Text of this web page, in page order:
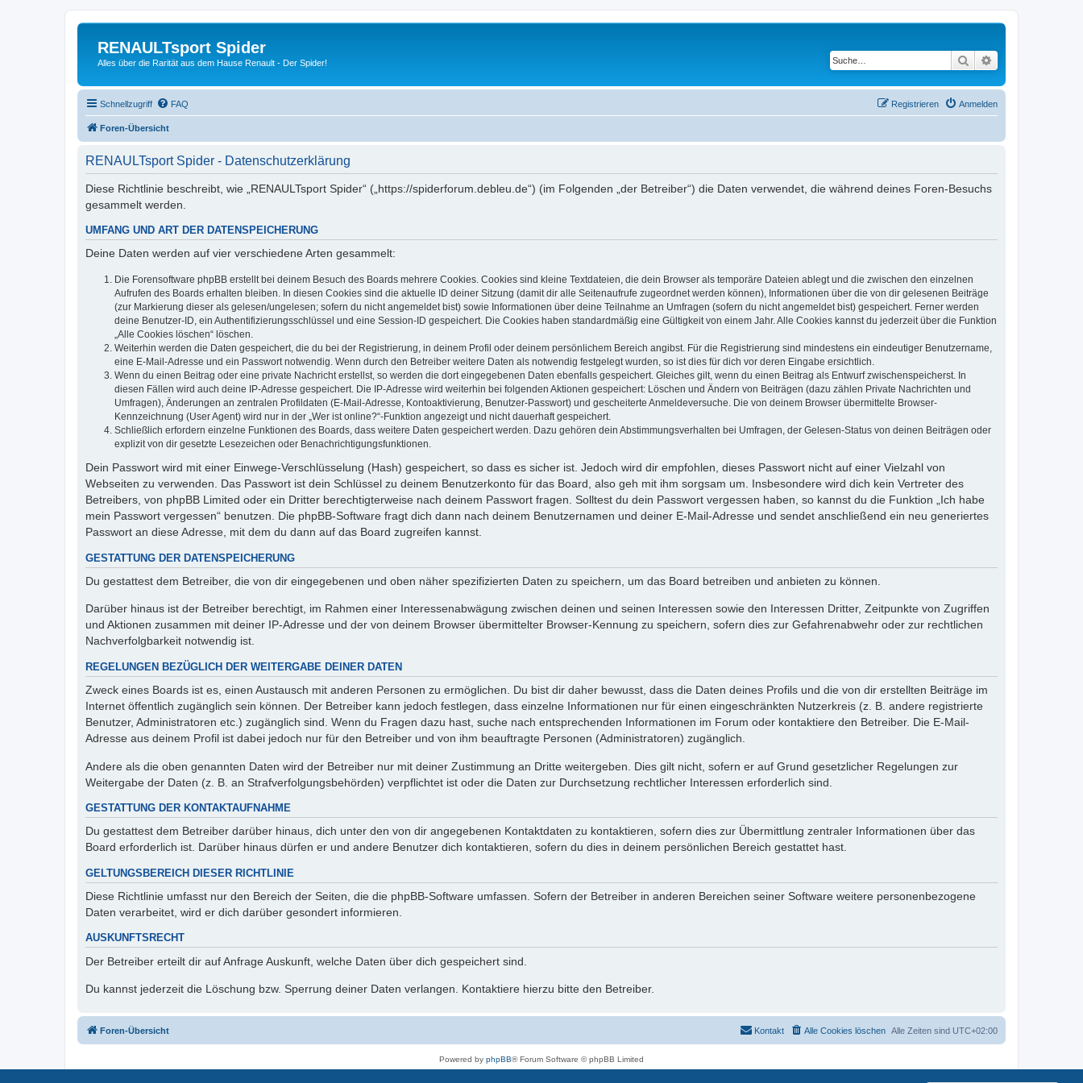
RENAULTsport Spider
Alles über die Rarität aus dem Hause Renault - Der Spider! Suche
Schnellzugriff FAQ Anmelden
Registrieren
Foren-Übersicht
RENAULTsport Spider - Datenschutzerklärung
Diese Richtlinie beschreibt, wie „RENAULTsport Spider“ („https://spiderforum.debleu.de“) (im Folgenden „der Betreiber“) die Daten verwendet, die während deines Foren-Besuchs
gesammelt werden.
UMFANG UND ART DER DATENSPEICHERUNG
Deine Daten werden auf vier verschiedene Arten gesammelt:
Die Forensoftware phpBB erstellt bei deinem Besuch des Boards mehrere Cookies. Cookies sind kleine Textdateien, die dein Browser als temporäre Dateien ablegt und die zwischen den einzelnen
Aufrufen des Boards erhalten bleiben. In diesen Cookies sind die aktuelle ID deiner Sitzung (damit dir alle Seitenaufrufe zugeordnet werden können), Informationen über die von dir gelesenen Beiträge
(zur Markierung dieser als gelesen/ungelesen; sofern du nicht angemeldet bist) sowie Informationen über deine Teilnahme an Umfragen (sofern du nicht angemeldet bist) gespeichert. Ferner werden
deine Benutzer-ID, ein Authentifizierungsschlüssel und eine Session-ID gespeichert. Die Cookies haben standardmäßig eine Gültigkeit von einem Jahr. Alle Cookies kannst du jederzeit über die Funktion
„Alle Cookies löschen“ löschen.
Weiterhin werden die Daten gespeichert, die du bei der Registrierung, in deinem Profil oder deinem persönlichem Bereich angibst. Für die Registrierung sind mindestens ein eindeutiger Benutzername,
eine E-Mail-Adresse und ein Passwort notwendig. Wenn durch den Betreiber weitere Daten als notwendig festgelegt wurden, so ist dies für dich vor deren Eingabe ersichtlich.
Wenn du einen Beitrag oder eine private Nachricht erstellst, so werden die dort eingegebenen Daten ebenfalls gespeichert. Gleiches gilt, wenn du einen Beitrag als Entwurf zwischenspeicherst. In
diesen Fällen wird auch deine IP-Adresse gespeichert. Die IP-Adresse wird weiterhin bei folgenden Aktionen gespeichert: Löschen und Ändern von Beiträgen (dazu zählen Private Nachrichten und
Umfragen), Änderungen an zentralen Profildaten (E-Mail-Adresse, Kontoaktivierung, Benutzer-Passwort) und gescheiterte Anmeldeversuche. Die von deinem Browser übermittelte Browser-
Kennzeichnung (User Agent) wird nur in der „Wer ist online?“-Funktion angezeigt und nicht dauerhaft gespeichert.
Schließlich erfordern einzelne Funktionen des Boards, dass weitere Daten gespeichert werden. Dazu gehören dein Abstimmungsverhalten bei Umfragen, der Gelesen-Status von deinen Beiträgen oder
explizit von dir gesetzte Lesezeichen oder Benachrichtigungsfunktionen.
Dein Passwort wird mit einer Einwege-Verschlüsselung (Hash) gespeichert, so dass es sicher ist. Jedoch wird dir empfohlen, dieses Passwort nicht auf einer Vielzahl von
Webseiten zu verwenden. Das Passwort ist dein Schlüssel zu deinem Benutzerkonto für das Board, also geh mit ihm sorgsam um. Insbesondere wird dich kein Vertreter des
Betreibers, von phpBB Limited oder ein Dritter berechtigterweise nach deinem Passwort fragen. Solltest du dein Passwort vergessen haben, so kannst du die Funktion „Ich habe
mein Passwort vergessen“ benutzen. Die phpBB-Software fragt dich dann nach deinem Benutzernamen und deiner E-Mail-Adresse und sendet anschließend ein neu generiertes
Passwort an diese Adresse, mit dem du dann auf das Board zugreifen kannst.
GESTATTUNG DER DATENSPEICHERUNG
Du gestattest dem Betreiber, die von dir eingegebenen und oben näher spezifizierten Daten zu speichern, um das Board betreiben und anbieten zu können.
Darüber hinaus ist der Betreiber berechtigt, im Rahmen einer Interessenabwägung zwischen deinen und seinen Interessen sowie den Interessen Dritter, Zeitpunkte von Zugriffen
und Aktionen zusammen mit deiner IP-Adresse und der von deinem Browser übermittelter Browser-Kennung zu speichern, sofern dies zur Gefahrenabwehr oder zur rechtlichen
Nachverfolgbarkeit notwendig ist.
REGELUNGEN BEZÜGLICH DER WEITERGABE DEINER DATEN
Zweck eines Boards ist es, einen Austausch mit anderen Personen zu ermöglichen. Du bist dir daher bewusst, dass die Daten deines Profils und die von dir erstellten Beiträge im
Internet öffentlich zugänglich sein können. Der Betreiber kann jedoch festlegen, dass einzelne Informationen nur für einen eingeschränkten Nutzerkreis (z. B. andere registrierte
Benutzer, Administratoren etc.) zugänglich sind. Wenn du Fragen dazu hast, suche nach entsprechenden Informationen im Forum oder kontaktiere den Betreiber. Die E-Mail-
Adresse aus deinem Profil ist dabei jedoch nur für den Betreiber und von ihm beauftragte Personen (Administratoren) zugänglich.
Andere als die oben genannten Daten wird der Betreiber nur mit deiner Zustimmung an Dritte weitergeben. Dies gilt nicht, sofern er auf Grund gesetzlicher Regelungen zur
Weitergabe der Daten (z. B. an Strafverfolgungsbehörden) verpflichtet ist oder die Daten zur Durchsetzung rechtlicher Interessen erforderlich sind.
GESTATTUNG DER KONTAKTAUFNAHME
Du gestattest dem Betreiber darüber hinaus, dich unter den von dir angegebenen Kontaktdaten zu kontaktieren, sofern dies zur Übermittlung zentraler Informationen über das
Board erforderlich ist. Darüber hinaus dürfen er und andere Benutzer dich kontaktieren, sofern du dies in deinem persönlichen Bereich gestattet hast.
GELTUNGSBEREICH DIESER RICHTLINIE
Diese Richtlinie umfasst nur den Bereich der Seiten, die die phpBB-Software umfassen. Sofern der Betreiber in anderen Bereichen seiner Software weitere personenbezogene
Daten verarbeitet, wird er dich darüber gesondert informieren.
AUSKUNFTSRECHT
Der Betreiber erteilt dir auf Anfrage Auskunft, welche Daten über dich gespeichert sind.
Du kannst jederzeit die Löschung bzw. Sperrung deiner Daten verlangen. Kontaktiere hierzu bitte den Betreiber.
Foren-Übersicht Alle Zeiten sind UTC+02:00
Alle Cookies löschen
Kontakt
Powered by phpBB® Forum Software © phpBB Limited